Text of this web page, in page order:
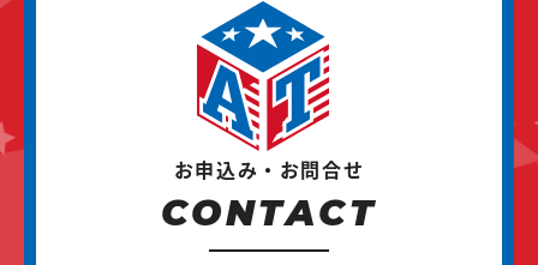
お申込み・お問合せ
CONTACT